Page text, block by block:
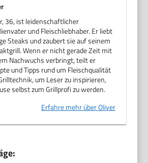
36, ist leidenschaftlicher
und Fleischliebhaber. Er liebt
Steaks und zaubert sie auf seinem
Wenn er nicht gerade Zeit mit
Nachwuchs verbringt, teilt er
und Tipps rund um Fleischqualität
um Leser zu inspirieren,
selbst zum Grillprofi zu werden.
Erfahre mehr über Oliver